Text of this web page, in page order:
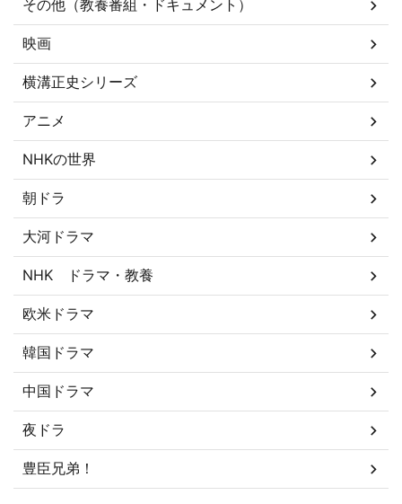
その他（教養番組・ドキュメント）
映画
横溝正史シリーズ
アニメ
NHKの世界
朝ドラ
大河ドラマ
NHK ドラマ・教養
欧米ドラマ
韓国ドラマ
中国ドラマ
夜ドラ
豊臣兄弟！